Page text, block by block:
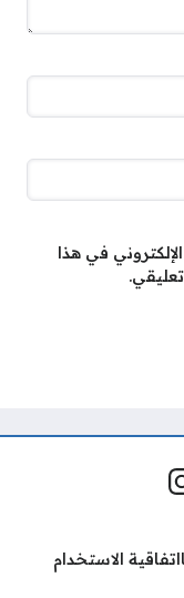
في هذا
اتفاقية الاستخدام